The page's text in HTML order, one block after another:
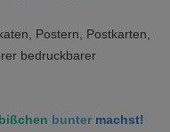
Postern, Postkarten,
bedruckbarer
bunter machst!